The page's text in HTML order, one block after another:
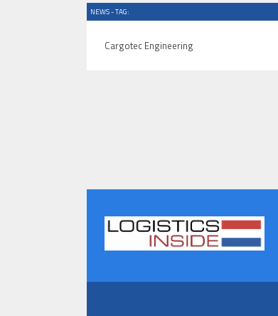
NEWS - TAG:
Cargotec Engineering